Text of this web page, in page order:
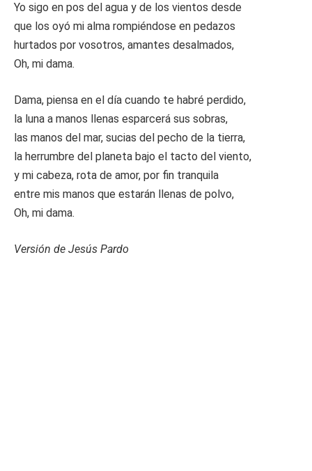
Yo sigo en pos del agua y de los vientos desde
que los oyó mi alma rompiéndose en pedazos
hurtados por vosotros, amantes desalmados,
Oh, mi dama.
Dama, piensa en el día cuando te habré perdido,
la luna a manos llenas esparcerá sus sobras,
las manos del mar, sucias del pecho de la tierra,
la herrumbre del planeta bajo el tacto del viento,
y mi cabeza, rota de amor, por fin tranquila
entre mis manos que estarán llenas de polvo,
Oh, mi dama.
Versión de Jesús Pardo